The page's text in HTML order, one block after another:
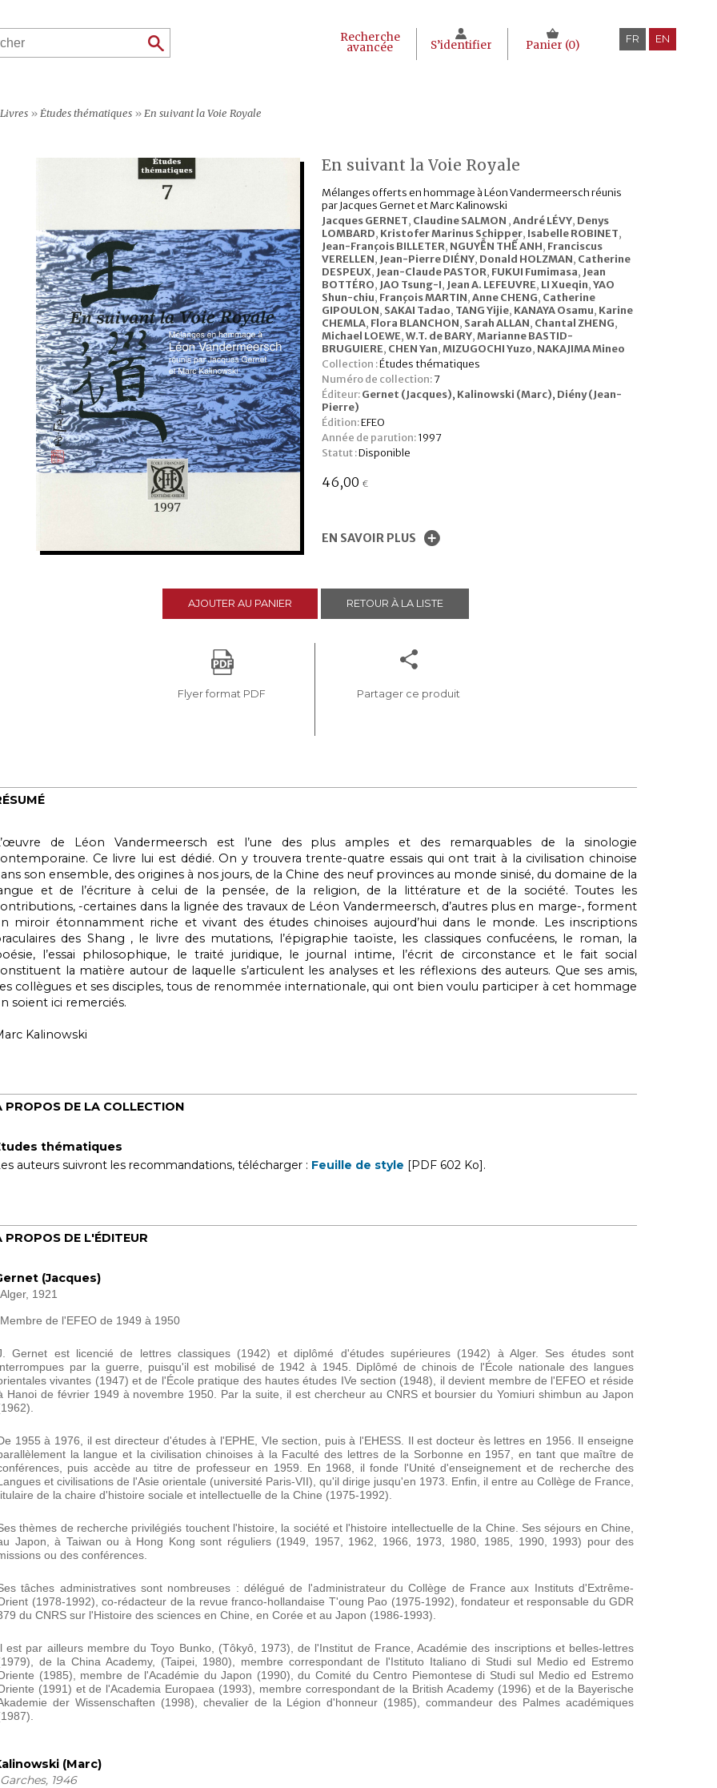
Recherche
avancée S’identifier Panier (0) FR EN
Livres » Études thématiques » En suivant la Voie Royale
En suivant la Voie Royale
Mélanges offerts en hommage à Léon Vandermeersch réunis
par Jacques Gernet et Marc Kalinowski
Jacques GERNET, Claudine SALMON ,André LÉVY, Denys
LOMBARD, Kristofer Marinus Schipper, Isabelle ROBINET,
Jean-François BILLETER, NGUYỄN THẾ ANH, Franciscus
VERELLEN, Jean-Pierre DIÉNY, Donald HOLZMAN, Catherine
DESPEUX, Jean-Claude PASTOR, FUKUI Fumimasa, Jean
BOTTÉRO, JAO Tsung-I, Jean A. LEFEUVRE, LI Xueqin,YAO
Shun-chiu, François MARTIN,Anne CHENG, Catherine
GIPOULON, SAKAI Tadao, TANG Yijie, KANAYA Osamu, Karine
CHEMLA, Flora BLANCHON, Sarah ALLAN, Chantal ZHENG,
Michael LOEWE,W.T. de BARY,Marianne BASTID-
BRUGUIERE, CHEN Yan,MIZUGOCHI Yuzo, NAKAJIMA Mineo
Collection :Études thématiques
Numéro de collection:7
Éditeur:Gernet (Jacques), Kalinowski (Marc), Diény (Jean-
Pierre)
Édition:EFEO
Année de parution:1997
Statut :Disponible
46,00 €
EN SAVOIR PLUS
AJOUTER AU PANIER RETOUR À LA LISTE
Flyer format PDF Partager ce produit
de Léon Vandermeersch est l’une des plus amples et des remarquables de la sinologie
Ce livre lui est dédié. On y trouvera trente-quatre essais qui ont trait à la civilisation chinoise
son ensemble, des origines à nos jours, de la Chine des neuf provinces au monde sinisé, du domaine de la
et de l’écriture à celui de la pensée, de la religion, de la littérature et de la société. Toutes les
-certaines dans la lignée des travaux de Léon Vandermeersch, d’autres plus en marge-, forment
miroir étonnamment riche et vivant des études chinoises aujourd’hui dans le monde. Les inscriptions
des Shang , le livre des mutations, l’épigraphie taoïste, les classiques confucéens, le roman, la
l’essai philosophique, le traité juridique, le journal intime, l’écrit de circonstance et le fait social
la matière autour de laquelle s’articulent les analyses et les réflexions des auteurs. Que ses amis,
collègues et ses disciples, tous de renommée internationale, qui ont bien voulu participer à cet hommage
soient ici remerciés.
Kalinowski
PROPOS DE LA COLLECTION
thématiques
auteurs suivront les recommandations, télécharger : Feuille de style [PDF 602 Ko].
PROPOS DE L'ÉDITEUR
(Jacques)
Alger, 1921
Membre de l'EFEO de 1949 à 1950
Gernet est licencié de lettres classiques (1942) et diplômé d'études supérieures (1942) à Alger. Ses études sont
par la guerre, puisqu'il est mobilisé de 1942 à 1945. Diplômé de chinois de l'École nationale des langues
vivantes (1947) et de l'École pratique des hautes études IVe section (1948), il devient membre de l'EFEO et réside
Hanoi de février 1949 à novembre 1950. Par la suite, il est chercheur au CNRS et boursier duYomiuri shimbun au Japon
1955 à 1976, il est directeur d'études à l'EPHE, VIe section, puis à l'EHESS. Il est docteur ès lettres en 1956. Il enseigne
la langue et la civilisation chinoises à la Faculté des lettres de la Sorbonne en 1957, en tant que maître de
puis accède au titre de professeur en 1959. En 1968, il fonde l'Unité d'enseignement et de recherche des
et civilisations de l'Asie orientale (université Paris-VII), qu'il dirige jusqu'en 1973. Enfin, il entre au Collège de France,
de la chaire d'histoire sociale et intellectuelle de la Chine (1975-1992).
thèmes de recherche privilégiés touchent l'histoire, la société et l'histoire intellectuelle de la Chine. Ses séjours en Chine,
Japon, à Taiwan ou à Hong Kong sont réguliers (1949, 1957, 1962, 1966, 1973, 1980, 1985, 1990, 1993) pour des
ou des conférences.
tâches administratives sont nombreuses : délégué de l'administrateur du Collège de France aux Instituts d'Extrême-
(1978-1992), co-rédacteur de la revue franco-hollandaise T'oung Pao (1975-1992), fondateur et responsable du GDR
du CNRS sur l'Histoire des sciences en Chine, en Corée et au Japon (1986-1993).
est par ailleurs membre du Toyo Bunko, (Tôkyô, 1973), de l'Institut de France, Académie des inscriptions et belles-lettres
de la China Academy, (Taipei, 1980), membre correspondant de l'Istituto Italiano di Studi sul Medio ed Estremo
(1985), membre de l'Académie du Japon (1990), du Comité du Centro Piemontese di Studi sul Medio ed Estremo
(1991) et de l'Academia Europaea (1993), membre correspondant de la British Academy (1996) et de la Bayerische
der Wissenschaften (1998), chevalier de la Légion d'honneur (1985), commandeur des Palmes académiques
(Marc)
Garches, 1946